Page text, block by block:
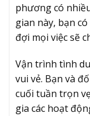
phương có
gian này, bạn
đợi mọi việc sẽ
Vận trình tình
vui vẻ. Bạn và
cuối tuần trọn
gia các hoạt